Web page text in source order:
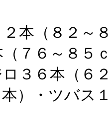
本（８２～
７６～８５
３６本（６
）・ツバス